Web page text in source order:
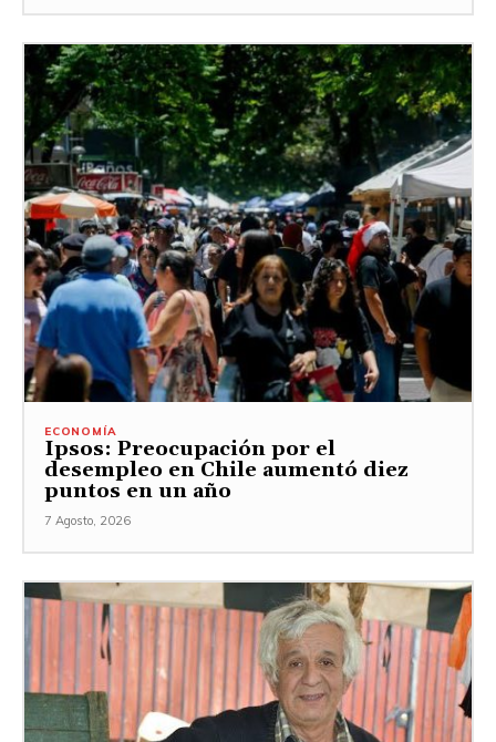
ECONOMÍA
Ipsos: Preocupación por el
desempleo en Chile aumentó diez
puntos en un año
7 Agosto, 2026